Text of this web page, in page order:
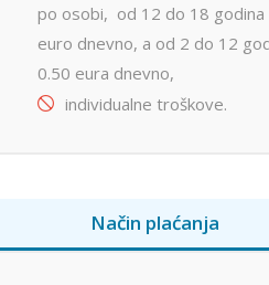
po osobi, od 12 do 18 godina
euro dnevno, a od 2 do 12
0.50 eura dnevno,
individualne troškove.
Način plaćanja